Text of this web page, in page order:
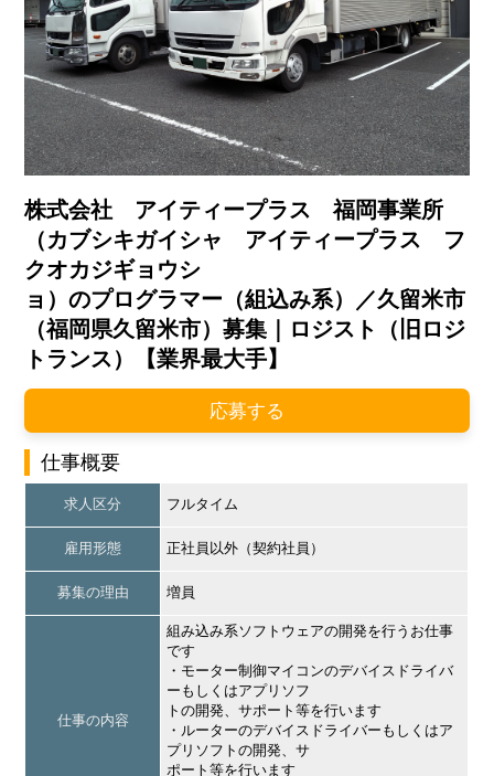
株式会社 アイティープラス 福岡事業所
（カブシキガイシャ アイティープラス フ
クオカジギョウシ
ョ）のプログラマー（組込み系）／久留米市
（福岡県久留米市）募集｜ロジスト（旧ロジ
トランス）【業界最大手】
応募する
仕事概要
求人区分 フルタイム
雇用形態 正社員以外（契約社員）
募集の理由 増員
仕事の内容
組み込み系ソフトウェアの開発を行うお仕事
です
・モーター制御マイコンのデバイスドライバ
ーもしくはアプリソフ
トの開発、サポート等を行います
・ルーターのデバイスドライバーもしくはア
プリソフトの開発、サ
ポート等を行います